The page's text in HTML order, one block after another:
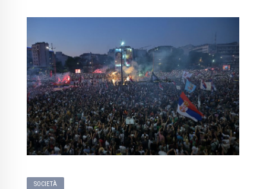
SOCIETÀ